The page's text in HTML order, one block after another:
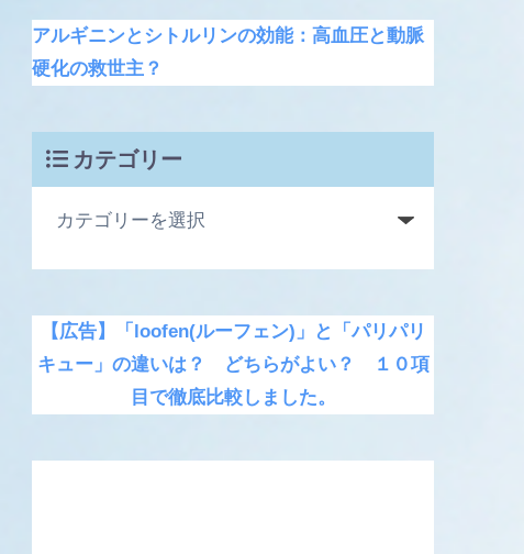
アルギニンとシトルリンの効能：高血圧と動脈
硬化の救世主？
カテゴリー
【広告】「loofen(ルーフェン)」と「パリパリ
キュー」の違いは？ どちらがよい？ １０項
目で徹底比較しました。